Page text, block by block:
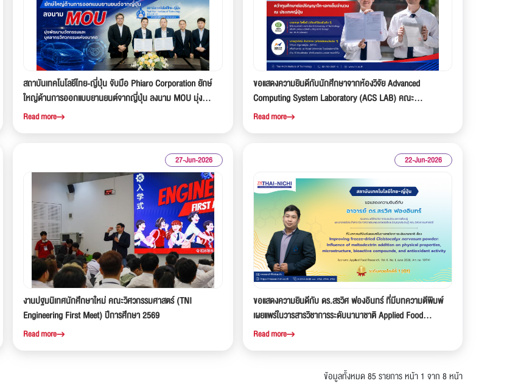
สถาบันเทคโนโลยีไทย-ญี่ปุ่น จับมือ Phiaro Corporation ยักษ์
ใหญ่ด้านการออกแบบยานยนต์จากญี่ปุ่น ลงนาม MOU มุ่ง
พัฒนานวัตกรรมและบุคลากรวิศวกรรมแห่งอนาคต
Read more
ขอแสดงความยินดีกับนักศึกษาจากห้องวิจัย Advanced
Computing System Laboratory (ACS LAB) คณะ
วิศวกรรมศาสตร์ สถาบันเทคโนโลยีไทย-ญี่ปุ่น (TNI) ที่ได้รับทุน
Read more
27-Jun-2026
งานปฐมนิเทศนักศึกษาใหม่ คณะวิศวกรรมศาสตร์ (TNI
Engineering First Meet) ปีการศึกษา 2569
Read more
22-Jun-2026
ขอแสดงความยินดีกับ ดร.สรวิศ ฟองอินทร์ ที่มีบทความตีพิมพ์
เผยแพร่ในวารสารวิชาการระดับนานาชาติ Applied Food
Research
Read more
ข้อมูลทั้งหมด 85 รายการหน้า 1 จาก 8 หน้า